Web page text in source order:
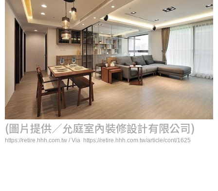
(圖片提供／允庭室內裝修設計有限公司)
https://retire.hhh.com.tw / Via https://retire.hhh.com.tw/article/cont/1625